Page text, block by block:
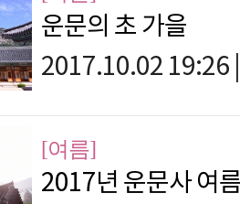
운문의 초 가을
2017.10.02 19:26
[여름]
2017년 운문사 여